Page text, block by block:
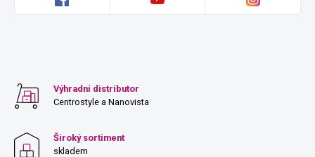
Výhradní distributor
Centrostyle a Nanovista
Široký sortiment
skladem